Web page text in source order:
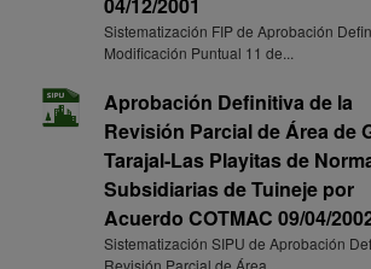
Sistematización FIP de Aprobación
Modificación Puntual 11 de...
Aprobación Definitiva de la
Revisión Parcial de Área de
Tarajal-Las Playitas de
Subsidiarias de Tuineje por
Acuerdo COTMAC 09/04/
Sistematización SIPU de Aprobación
Revisión Parcial de Área...